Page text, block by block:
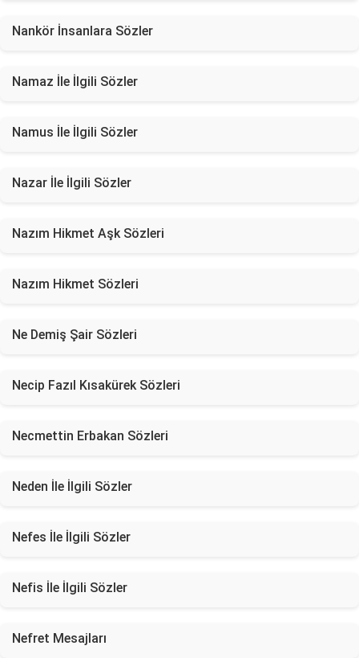
Nankör İnsanlara Sözler
Namaz İle İlgili Sözler
Namus İle İlgili Sözler
Nazar İle İlgili Sözler
Nazım Hikmet Aşk Sözleri
Nazım Hikmet Sözleri
Ne Demiş Şair Sözleri
Necip Fazıl Kısakürek Sözleri
Necmettin Erbakan Sözleri
Neden İle İlgili Sözler
Nefes İle İlgili Sözler
Nefis İle İlgili Sözler
Nefret Mesajları